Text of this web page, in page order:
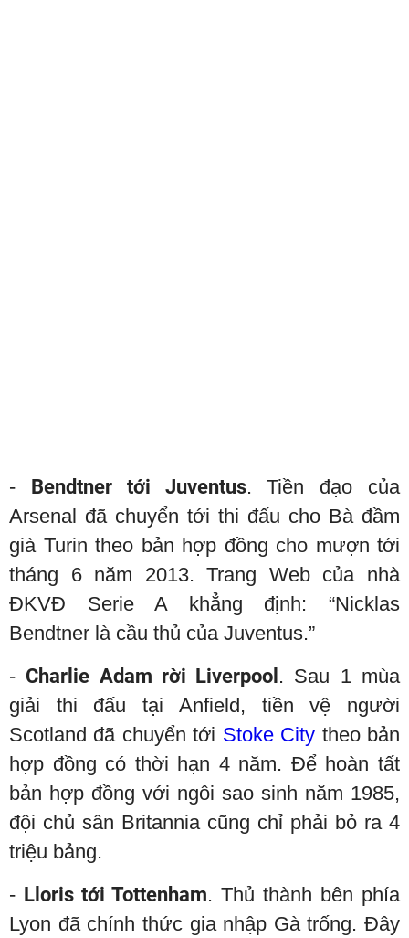
- Bendtner tới Juventus. Tiền đạo của
Arsenal đã chuyển tới thi đấu cho Bà đầm
già Turin theo bản hợp đồng cho mượn tới
tháng 6 năm 2013. Trang Web của nhà
ĐKVĐ Serie A khẳng định: “Nicklas
Bendtner là cầu thủ của Juventus.”
- Charlie Adam rời Liverpool . Sau 1 mùa
giải thi đấu tại Anfield, tiền vệ người
Scotland đã chuyển tới Stoke City theo bản
hợp đồng có thời hạn 4 năm. Để hoàn tất
bản hợp đồng với ngôi sao sinh năm 1985,
đội chủ sân Britannia cũng chỉ phải bỏ ra 4
triệu bảng.
- Lloris tới Tottenham. Thủ thành bên phía
Lyon đã chính thức gia nhập Gà trống. Đây